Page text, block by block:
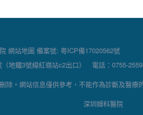
網站地圖 備案號: 粵ICP備17020562號
地鐵3號線紅嶺站c2出口） 電話：0755-
。網站信息僅供參考，不能作為診斷及醫療
深圳婦科醫院